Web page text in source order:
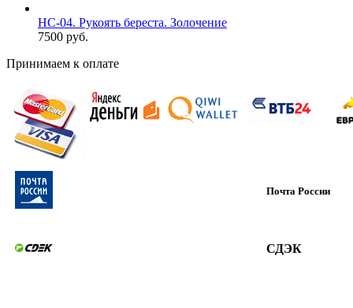
НС-04. Рукоять береста. Золочение
7500 руб.
Принимаем к оплате
Почта России
СДЭК